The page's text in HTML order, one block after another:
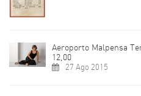
Aeroporto Malpensa
12,00
27 Ago 2015